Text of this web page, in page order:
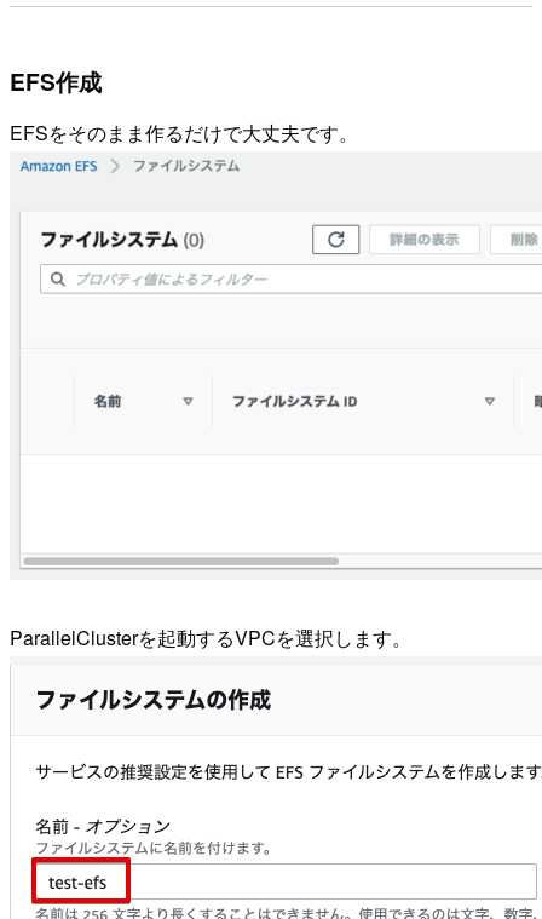
EFS作成
EFSをそのまま作るだけで大丈夫です。
ParallelClusterを起動するVPCを選択します。